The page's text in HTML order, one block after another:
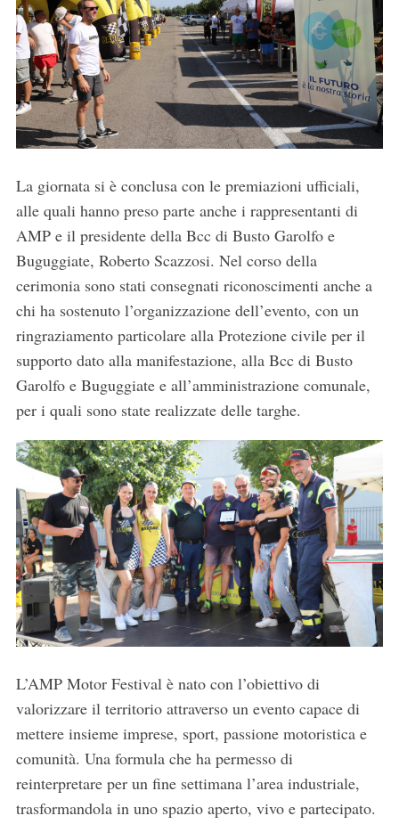
La giornata si è conclusa con le premiazioni ufficiali,
alle quali hanno preso parte anche i rappresentanti di
AMP e il presidente della Bcc di Busto Garolfo e
Buguggiate, Roberto Scazzosi. Nel corso della
cerimonia sono stati consegnati riconoscimenti anche a
chi ha sostenuto l’organizzazione dell’evento, con un
ringraziamento particolare alla Protezione civile per il
supporto dato alla manifestazione, alla Bcc di Busto
Garolfo e Buguggiate e all’amministrazione comunale,
per i quali sono state realizzate delle targhe.
L’AMP Motor Festival è nato con l’obiettivo di
valorizzare il territorio attraverso un evento capace di
mettere insieme imprese, sport, passione motoristica e
comunità. Una formula che ha permesso di
reinterpretare per un fine settimana l’area industriale,
trasformandola in uno spazio aperto, vivo e partecipato.